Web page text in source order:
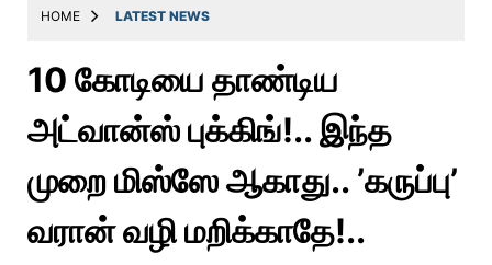
Latest
Throwback
Television
Photos
Story
HOME LATEST NEWS
10 கோடியை தாண்டிய
அட்வான்ஸ் புக்கிங்!.. இந்த
முறை மிஸ்ஸே ஆகாது.. ’கருப்பு’
வரான் வழி மறிக்காதே!..